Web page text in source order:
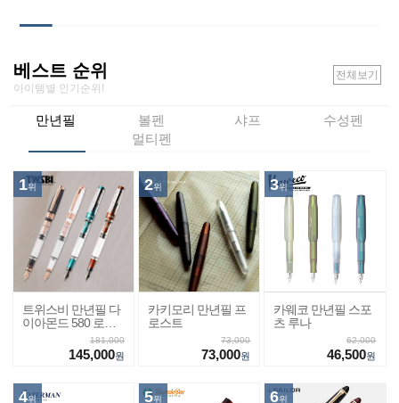
베스트 순위
아이템별 인기순위!
전체보기
만년필
볼펜
멀티펜
샤프 수성펜
1위
트위스비 만년필 다
이아몬드 580 로즈
181,000
145,000원
2위
카키모리 만년필 프
로스트
73,000
73,000원
3위
카웨코 만년필 스포
츠 루나
62,000
46,500원
4위 5위 6위